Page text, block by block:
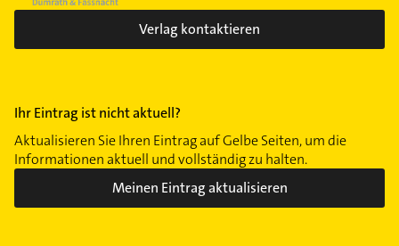
Verlag kontaktieren
Ihr Eintrag ist nicht aktuell?
Aktualisieren Sie Ihren Eintrag auf Gelbe Seiten, um die
Informationen aktuell und vollständig zu halten.
Meinen Eintrag aktualisieren